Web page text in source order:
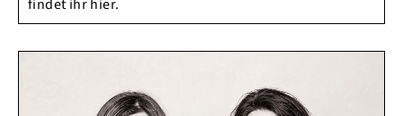
findet ihr hier.